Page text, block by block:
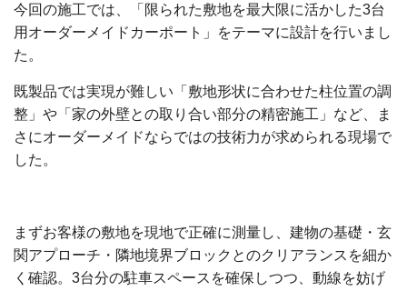
今回の施工では、「限られた敷地を最大限に活かした3台
用オーダーメイドカーポート」をテーマに設計を行いまし
た。
既製品では実現が難しい「敷地形状に合わせた柱位置の調
整」や「家の外壁との取り合い部分の精密施工」など、ま
さにオーダーメイドならではの技術力が求められる現場で
した。
まずお客様の敷地を現地で正確に測量し、建物の基礎・玄
関アプローチ・隣地境界ブロックとのクリアランスを細か
く確認。3台分の駐車スペースを確保しつつ、動線を妨げ